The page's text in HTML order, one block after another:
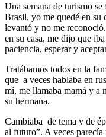
Una semana de turismo
Brasil, yo me quedé en
levantó y no me
en su casa, me dijo que
paciencia, esperar y
Tratábamos todos en la
que a veces hablaba en
mí, me llamaba mamá y a
su hermana.
Cambiaba de tema y de
al futuro”. A veces parecía